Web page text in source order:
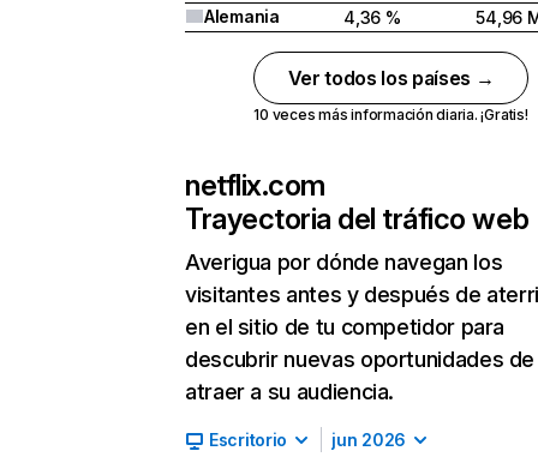
Alemania
4,36 % 54,96
Ver todos los países →
10 veces más información diaria. ¡Gratis!
netflix.com
Trayectoria del tráfico web
Averigua por dónde navegan los
visitantes antes y después de
en el sitio de tu competidor para
descubrir nuevas oportunidades de
atraer a su audiencia.
Escritorio jun 2026